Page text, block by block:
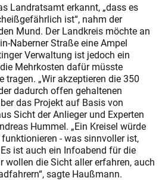
Landratsamt erkannt, „dass es
ist“, nahm der
Mund. Der Landkreis möchte an
Naberner Straße eine Ampel
Verwaltung ist jedoch ein
Mehrkosten dafür müsste
tragen. „Wir akzeptieren die 350
dadurch offen gehaltenen
das Projekt auf Basis von
Sicht der Anlieger und Experten
Hummel. „Ein Kreisel würde
- was sinnvoller ist,
ist auch ein Infoabend für die
wollen die Sicht aller erfahren, auch
sagte Haußmann.